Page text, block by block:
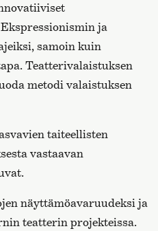
ja
samoin kuin
Teatterivalaistuksen
metodi valaistuksen
taiteellisten
vastaavan
näyttämöavaruudeksi ja
teatterin projekteissa.